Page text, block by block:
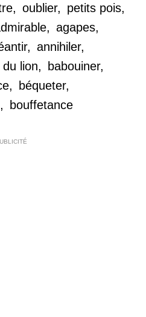
, oublier, petits pois,
, agapes,
, annihiler,
lion, babouiner,
, béqueter,
, bouffetance